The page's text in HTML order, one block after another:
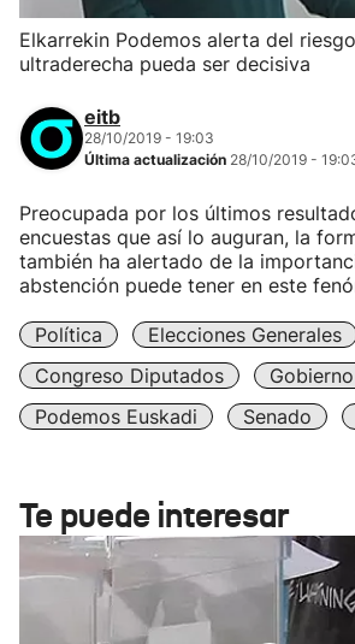
Elkarrekin Podemos alerta del
ultraderecha pueda ser decisiva
eitb
28/10/2019 - 19:03
Última actualización 28/10/2019 -
Preocupada por los últimos
encuestas que así lo auguran, la
también ha alertado de la
abstención puede tener en este
Política
Elecciones Generales
Congreso Diputados
Podemos Euskadi
Senado
Te puede interesar